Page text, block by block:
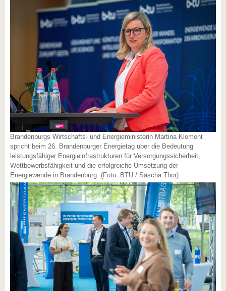
Brandenburgs Wirtschafts- und Energieministerin Martina Klement
spricht beim 26. Brandenburger Energietag über die Bedeutung
leistungsfähiger Energieinfrastrukturen für Versorgungssicherheit,
Wettbewerbsfähigkeit und die erfolgreiche Umsetzung der
Energiewende in Brandenburg. (Foto: BTU / Sascha Thor)